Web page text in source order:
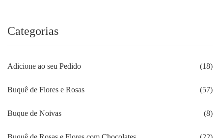
Categorias
Adicione ao seu Pedido (18)
Buquê de Flores e Rosas (57)
Buque de Noivas (8)